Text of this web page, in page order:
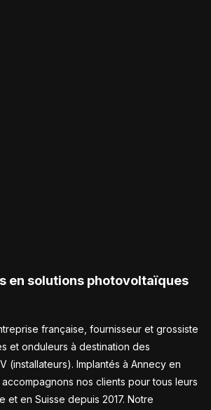
en solutions photovoltaïques
française, fournisseur et grossiste
et onduleurs à destination des
(installateurs). Implantés à Annecy en
nos clients pour tous leurs
et en Suisse depuis 2017. Notre